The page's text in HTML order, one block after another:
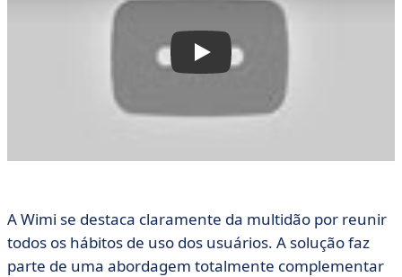
A Wimi se destaca claramente da multidão por reunir
todos os hábitos de uso dos usuários. A solução faz
parte de uma abordagem totalmente complementar